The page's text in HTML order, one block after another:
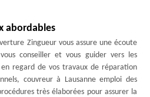
abordables
Zingueur vous assure une écoute
conseiller et vous guider vers les
regard de vos travaux de réparation
couvreur à Lausanne emploi des
très élaborées pour assurer la